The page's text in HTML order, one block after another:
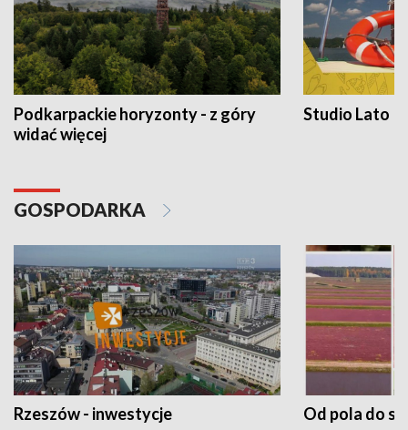
Podkarpackie horyzonty - z góry
widać więcej
Studio Lato
GOSPODARKA
Rzeszów - inwestycje Od pola do